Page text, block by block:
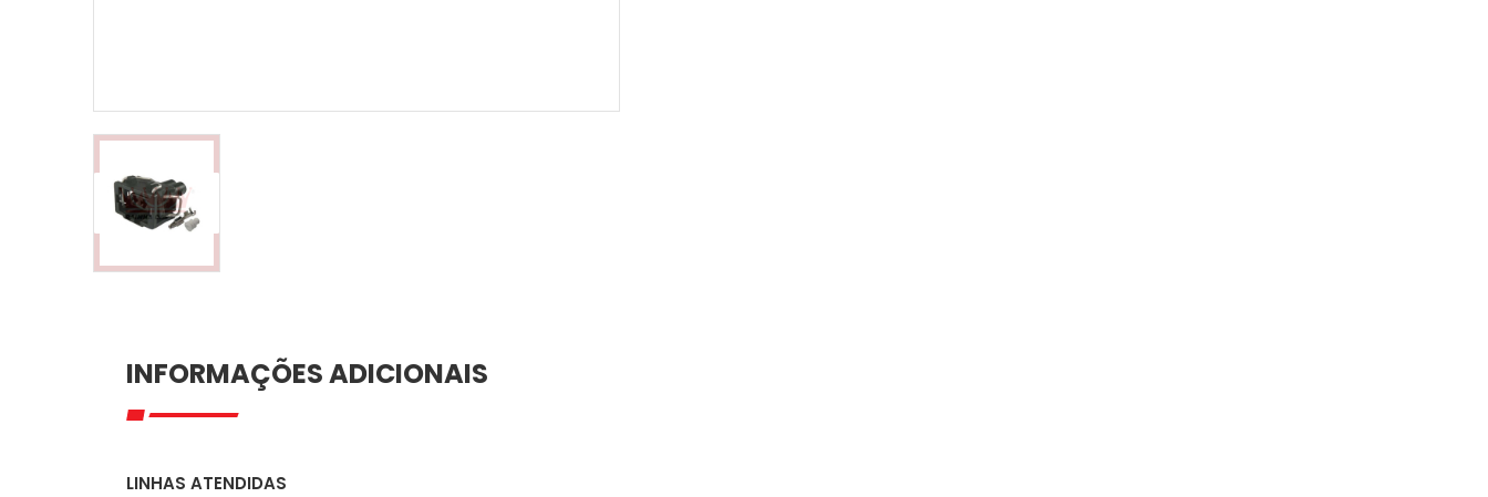
INFORMAÇÕES ADICIONAIS
LINHAS ATENDIDAS